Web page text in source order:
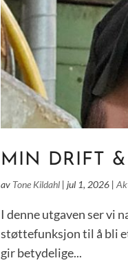
MIN DRIFT
av Tone Kildahl |jul 1, 2026 |
I denne utgaven ser vi
støttefunksjon til å bli
gir betydelige...